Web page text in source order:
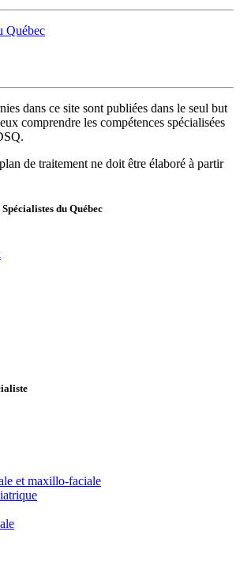
Québec
dans ce site sont publiées dans le seul but
comprendre les compétences spécialisées
de traitement ne doit être élaboré à partir
du Québec
et maxillo-faciale